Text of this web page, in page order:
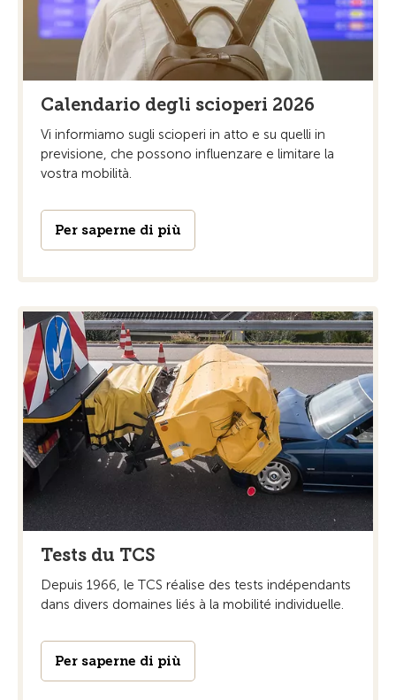
Calendario degli scioperi 2026
Vi informiamo sugli scioperi in atto e su quelli in
previsione, che possono influenzare e limitare la
vostra mobilità.
Per saperne di più
Tests du TCS
Depuis 1966, le TCS réalise des tests indépendants
dans divers domaines liés à la mobilité individuelle.
Per saperne di più